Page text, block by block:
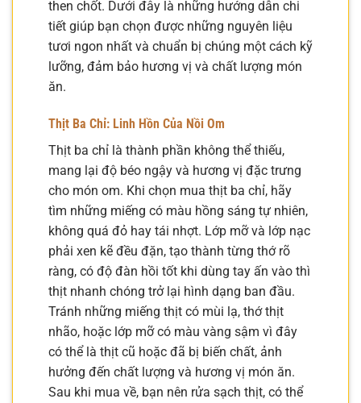
then chốt. Dưới đây là những hướng dẫn chi
tiết giúp bạn chọn được những nguyên liệu
tươi ngon nhất và chuẩn bị chúng một cách kỹ
lưỡng, đảm bảo hương vị và chất lượng món
ăn.
Thịt Ba Chỉ: Linh Hồn Của Nồi Om
Thịt ba chỉ là thành phần không thể thiếu,
mang lại độ béo ngậy và hương vị đặc trưng
cho món om. Khi chọn mua thịt ba chỉ, hãy
tìm những miếng có màu hồng sáng tự nhiên,
không quá đỏ hay tái nhợt. Lớp mỡ và lớp nạc
phải xen kẽ đều đặn, tạo thành từng thớ rõ
ràng, có độ đàn hồi tốt khi dùng tay ấn vào thì
thịt nhanh chóng trở lại hình dạng ban đầu.
Tránh những miếng thịt có mùi lạ, thớ thịt
nhão, hoặc lớp mỡ có màu vàng sậm vì đây
có thể là thịt cũ hoặc đã bị biến chất, ảnh
hưởng đến chất lượng và hương vị món ăn.
Sau khi mua về, bạn nên rửa sạch thịt, có thể